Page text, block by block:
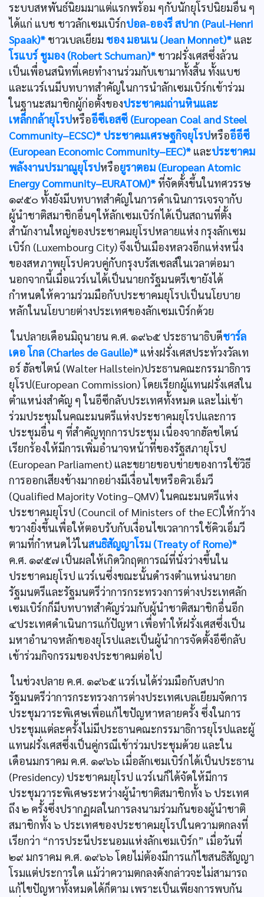
ระบบสหพันธ์นิยมมาแต่แรกพร้อม ๆกับนักยุโรปนิยมอื่น ๆ
ได้แก่ แบช ชาวลักเซมเบิร์กปอล-อองรี สปาก (Paul-Henri
Spaak)* ชาวเบลเยียม ชอง มอนเน (Jean Monnet)* และ
โรแบร์ ชูมอง (Robert Schuman)* ชาวฝรั่งเศสซึ่งล้วน
เป็นเพื่อนสนิทที่เคยทำงานร่วมกับเขามาทั้งสิ้น ทั้งแบช
และแวร์เนมีบทบาทสำคัญในการนำลักเซมเบิร์กเข้าร่วม
ในฐานะสมาชิกผู้ก่อตั้งของประชาคมถ่านหินและ
เหล็กกล้ายุโรปหรืออีซีเอสซี (European Coal and Steel
Community–ECSC)* ประชาคมเศรษฐกิจยุโรปหรืออีอีซี
(European Economic Community–EEC)* และประชาคม
พลังงานปรมาณูยุโรปหรือยูราตอม (European Atomic
Energy Community–EURATOM)* ที่จัดตั้งขึ้นในทศวรรษ
๑๙๕๐ ทั้งยังมีบทบาทสำคัญในการดำเนินการเจรจากับ
ผู้นำชาติสมาชิกอื่นๆให้ลักเซมเบิร์กได้เป็นสถานที่ตั้ง
สำนักงานใหญ่ของประชาคมยุโรปหลายแห่ง กรุงลักเซม
เบิร์ก (Luxembourg City) จึงเป็นเมืองหลวงอีกแห่งหนึ่ง
ของสหภาพยุโรปควบคู่กับกรุงบรัสเซลส์ในเวลาต่อมา
นอกจากนี้เมื่อแวร์เนได้เป็นนายกรัฐมนตรีเขายังได้
กำหนดให้ความร่วมมือกับประชาคมยุโรปเป็นนโยบาย
หลักในนโยบายต่างประเทศของลักเซมเบิร์กด้วย
ในปลายเดือนมิถุนายน ค.ศ. ๑๙๖๕ ประธานาธิบดีชาร์ล
เดอ โกล (Charles de Gaulle)* แห่งฝรั่งเศสประท้วงวัลเท
อร์ ฮัลชไตน์ (Walter Hallstein)ประธานคณะกรรมาธิการ
ยุโรป(European Commission) โดยเรียกผู้แทนฝรั่งเศสใน
ตำแหน่งสำคัญ ๆ ในอีซีกลับประเทศทั้งหมด และไม่เข้า
ร่วมประชุมในคณะมนตรีแห่งประชาคมยุโรปและการ
ประชุมอื่น ๆ ที่สำคัญทุกการประชุม เนื่องจากฮัลชไตน์
เรียกร้องให้มีการเพิ่มอำนาจหน้าที่ของรัฐสภายุโรป
(European Parliament) และขยายขอบข่ายของการใช้วิธี
การออกเสียงข้างมากอย่างมีเงื่อนไขหรือคิวเอ็มวี
(Qualified Majority Voting–QMV) ในคณะมนตรีแห่ง
ประชาคมยุโรป (Council of Ministers of the EC)ให้กว้าง
ขวางยิ่งขึ้นเพื่อให้ตอบรับกับเงื่อนไขเวลาการใช้คิวเอ็มวี
ตามที่กำหนดไว้ในสนธิสัญญาโรม (Treaty of Rome)*
ค.ศ. ๑๙๕๗ เป็นผลให้เกิดวิกฤตการณ์ที่นั่งว่างขึ้นใน
ประชาคมยุโรป แวร์เนซึ่งขณะนั้นดำรงตำแหน่งนายก
รัฐมนตรีและรัฐมนตรีว่าการกระทรวงการต่างประเทศลัก
เซมเบิร์กก็มีบทบาทสำคัญร่วมกับผู้นำชาติสมาชิกอื่นอีก
๔ประเทศดำเนินการแก้ปัญหา เพื่อทำให้ฝรั่งเศสซึ่งเป็น
มหาอำนาจหลักของยุโรปและเป็นผู้นำการจัดตั้งอีซีกลับ
เข้าร่วมกิจกรรมของประชาคมต่อไป
ในช่วงปลาย ค.ศ. ๑๙๖๕ แวร์เนได้ร่วมมือกับสปาก
รัฐมนตรีว่าการกระทรวงการต่างประเทศเบลเยียมจัดการ
ประชุมวาระพิเศษเพื่อแก้ไขปัญหาหลายครั้ง ซึ่งในการ
ประชุมแต่ละครั้งไม่มีประธานคณะกรรมาธิการยุโรปและผู้
แทนฝรั่งเศสซึ่งเป็นคู่กรณีเข้าร่วมประชุมด้วย และใน
เดือนมกราคม ค.ศ. ๑๙๖๖ เมื่อลักเซมเบิร์กได้เป็นประธาน
(Presidency) ประชาคมยุโรป แวร์เนก็ได้จัดให้มีการ
ประชุมวาระพิเศษระหว่างผู้นำชาติสมาชิกทั้ง ๖ ประเทศ
ถึง ๒ ครั้งซึ่งปรากฏผลในการลงนามร่วมกันของผู้นำชาติ
สมาชิกทั้ง ๖ ประเทศของประชาคมยุโรปในความตกลงที่
เรียกว่า “การประนีประนอมแห่งลักเซมเบิร์ก” เมื่อวันที่
๒๙ มกราคม ค.ศ. ๑๙๖๖ โดยไม่ต้องมีการแก้ไขสนธิสัญญา
โรมแต่ประการใด แม้ว่าความตกลงดังกล่าวจะไม่สามารถ
แก้ไขปัญหาทั้งหมดได้ก็ตาม เพราะเป็นเพียงการพบกัน